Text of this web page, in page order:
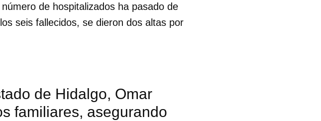
de hospitalizados ha pasado de
seis fallecidos, se dieron dos altas por
de Hidalgo, Omar
familiares, asegurando